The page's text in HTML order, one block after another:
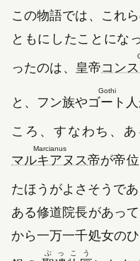
この物語では、これ
ともにしたことにな
ったのは、皇帝コン
と、フン族やゴート
Gothi
ころ、すなわち、
マルキアヌス
Marcianus
帝が帝
たほうがよさそうであ
ある修道院長があっ
から一万一千処女の
ぶっこう